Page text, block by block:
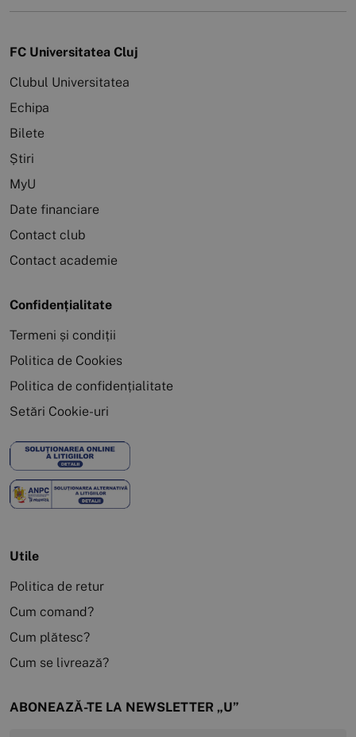
FC Universitatea Cluj
Clubul Universitatea
Echipa
Bilete
Știri
MyU
Date financiare
Contact club
Contact academie
Confidențialitate
Termeni și condiții
Politica de Cookies
Politica de confidențialitate
Setări Cookie-uri
Utile
Politica de retur
Cum comand?
Cum plătesc?
Cum se livrează?
ABONEAZĂ-TE LA NEWSLETTER „U”